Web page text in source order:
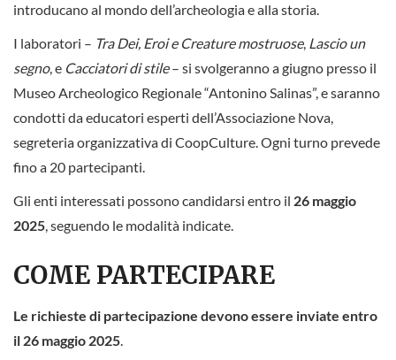
introducano al mondo dell’archeologia e alla storia.
I laboratori – Tra Dei, Eroi e Creature mostruose, Lascio un
segno, e Cacciatori di stile– si svolgeranno a giugno presso il
Museo Archeologico Regionale “Antonino Salinas”, e saranno
condotti da educatori esperti dell’Associazione Nova,
segreteria organizzativa di CoopCulture. Ogni turno prevede
fino a 20 partecipanti.
Gli enti interessati possono candidarsi entro il 26 maggio
2025, seguendo le modalità indicate.
COME PARTECIPARE
Le richieste di partecipazione devono essere inviate entro
il 26 maggio 2025.